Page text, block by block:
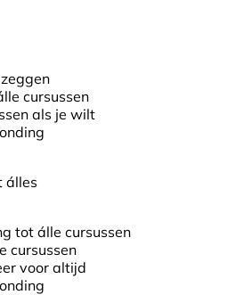
cursussen
als je wilt
álles
tot álle cursussen
cursussen
voor altijd